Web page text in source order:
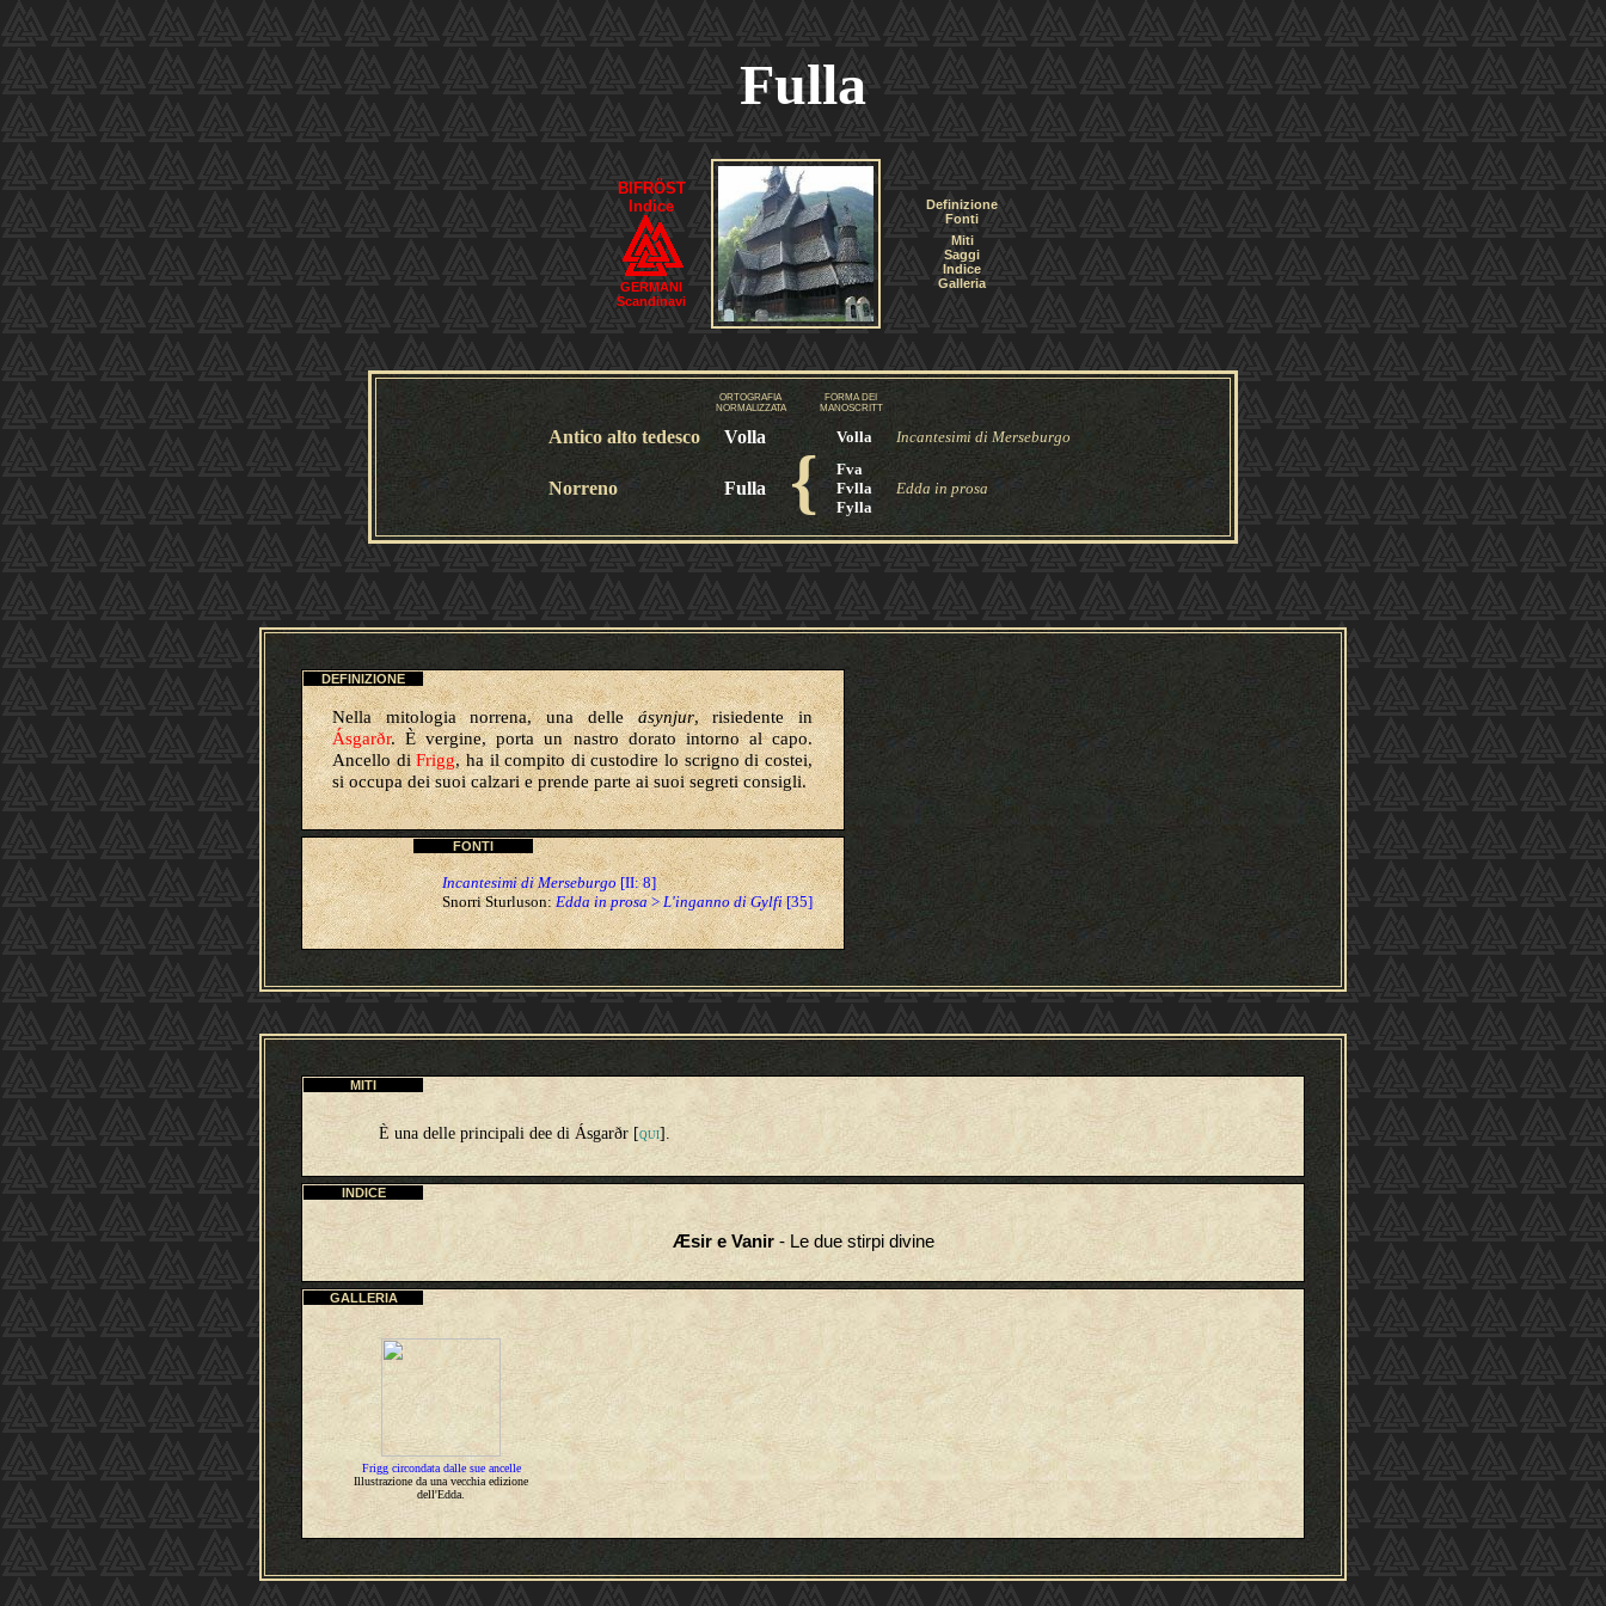
Fulla
BIFRÖST
Indice
GERMANI
Scandinavi
Definizione
Fonti
Miti
Saggi
Indice
Galleria
ORTOGRAFIA
NORMALIZZATA
{
FORMA DEI
MANOSCRITT
Antico alto tedesco Volla Volla Incantesimi di Merseburgo
Norreno Fulla
Fva
Fvlla
Fylla
Edda in prosa
DEFINIZIONE
Nella mitologia norrena, una delleásynjur, risiedente in
Ásgarðr. È vergine, porta un nastro dorato intorno al capo.
Ancello diFrigg, ha il compito di custodire lo scrigno di costei,
si occupa dei suoi calzari e prende parte ai suoi segreti consigli.
FONTI
Incantesimi di Merseburgo[II: 8]
Snorri Sturluson:Edda in prosa>L'inganno di Gylfi[35]
MITI
È una delle principali dee di Ásgarðr [QUI].
INDICE
Æsir e Vanir- Le due stirpi divine
GALLERIA
Frigg circondata dalle sue ancelle
Illustrazione da una vecchia edizione
dell'Edda.